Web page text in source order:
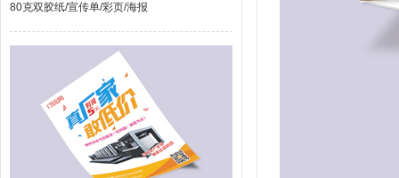
80克双胶纸/宣传单/彩页/海报